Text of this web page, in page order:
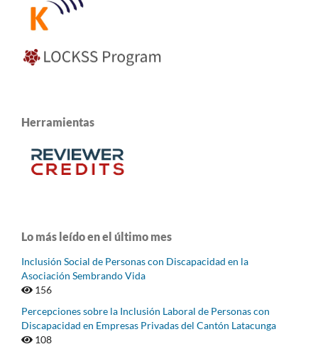
Herramientas
Lo más leído en el último mes
Inclusión Social de Personas con Discapacidad en la
Asociación Sembrando Vida
156
Percepciones sobre la Inclusión Laboral de Personas con
Discapacidad en Empresas Privadas del Cantón Latacunga
108